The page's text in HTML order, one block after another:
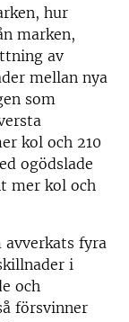
hur
marken,
av
mellan nya
som
kol och 210
ogödslade
mer kol och
avverkats fyra
i
och
försvinner